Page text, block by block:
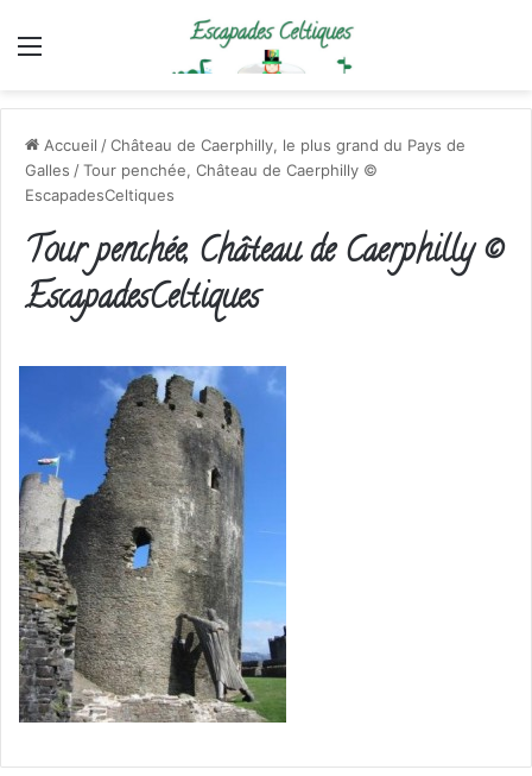
Menu
Accueil /Château de Caerphilly, le plus grand du Pays de
Galles /Tour penchée, Château de Caerphilly ©
EscapadesCeltiques
Tour penchée, Château de Caerphilly ©
EscapadesCeltiques